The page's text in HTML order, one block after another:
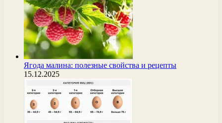
Ягода малина: полезные свойства и рецепты
15.12.2025